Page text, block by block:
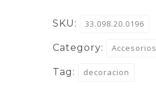
SKU: 33.098.20.0196
Category: Accesorios
Tag: decoracion